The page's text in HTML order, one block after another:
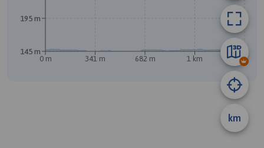
km
0 m 341 m 682 m 1 km 1.3 km
145 m
195 m